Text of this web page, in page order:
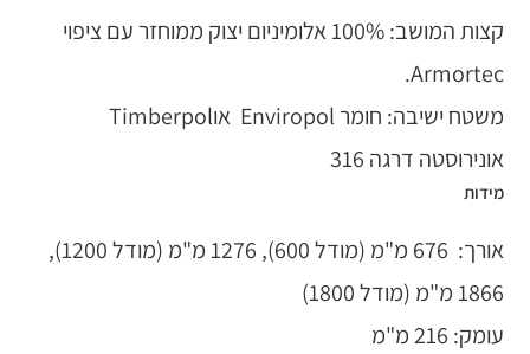
קצות המושב: 100% אלומיניום יצוק ממוחזר עם ציפוי
Armortec.
משטח ישיבה: חומר Enviropol אוTimberpol
אונירוסטה דרגה 316
מידות
אורך: 676 מ"מ (מודל 600), 1276 מ"מ (מודל 1200),
1866 מ"מ (מודל 1800)
עומק: 216 מ"מ